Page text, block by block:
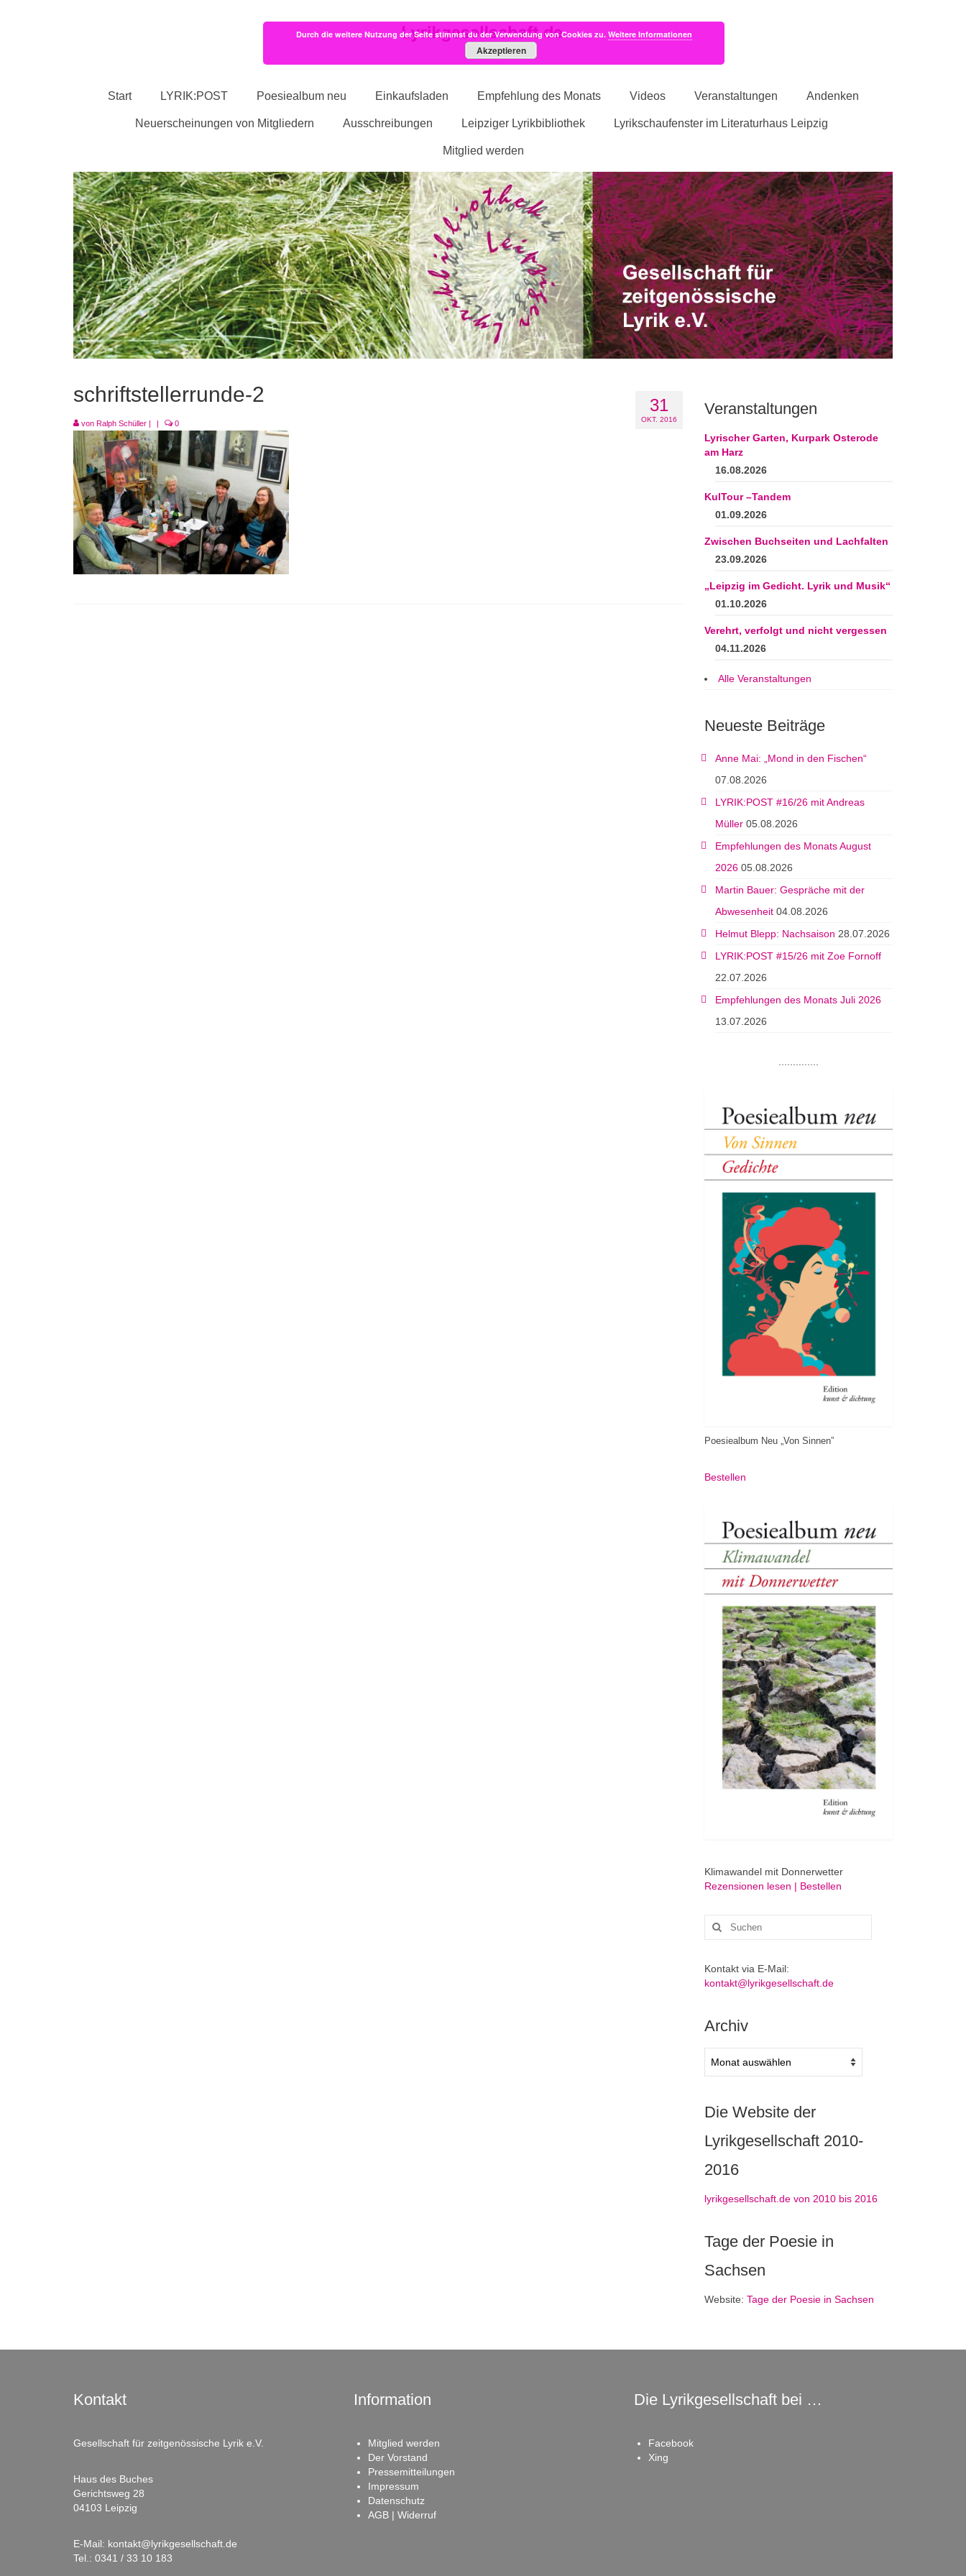
Start LYRIK:POST Poesiealbum neu Einkaufsladen Empfehlung des Monats Videos Veranstaltungen Andenken
Neuerscheinungen von Mitgliedern Ausschreibungen Leipziger Lyrikbibliothek Lyrikschaufenster im Literaturhaus Leipzig
Mitglied werden
31
OKT. 2016
schriftstellerrunde-2
von Ralph Schüller | | 0
Veranstaltungen
Lyrischer Garten, Kurpark Osterode
am Harz
16.08.2026
KulTour –Tandem
01.09.2026
Zwischen Buchseiten und Lachfalten
23.09.2026
„Leipzig im Gedicht. Lyrik und Musik“
01.10.2026
Verehrt, verfolgt und nicht vergessen
04.11.2026
Alle Veranstaltungen
Neueste Beiträge
Anne Mai: „Mond in den Fischen“
07.08.2026
LYRIK:POST #16/26 mit Andreas
Müller 05.08.2026
Empfehlungen des Monats August
2026 05.08.2026
Martin Bauer: Gespräche mit der
Abwesenheit 04.08.2026
Helmut Blepp: Nachsaison 28.07.2026
LYRIK:POST #15/26 mit Zoe Fornoff
22.07.2026
Empfehlungen des Monats Juli 2026
13.07.2026
Poesiealbum Neu „Von Sinnen”
Bestellen
Klimawandel mit Donnerwetter
Rezensionen lesen | Bestellen
Suchen
nach:
Kontakt via E-Mail:
kontakt@lyrikgesellschaft.de
Archiv
Die Website der
Lyrikgesellschaft 2010-
2016
lyrikgesellschaft.de von 2010 bis 2016
Tage der Poesie in
Sachsen
Website: Tage der Poesie in Sachsen
Kontakt
Gesellschaft für zeitgenössische Lyrik e.V.
Haus des Buches
Gerichtsweg 28
04103 Leipzig
E-Mail: kontakt@lyrikgesellschaft.de
Tel.: 0341 / 33 10 183
Information
Mitglied werden
Der Vorstand
Pressemitteilungen
Impressum
Datenschutz
AGB | Widerruf
Die Lyrikgesellschaft bei …
Facebook
Xing
Durch die weitere Nutzung der Seite stimmst du der Verwendung von Cookies zu. Weitere Informationen
Akzeptieren